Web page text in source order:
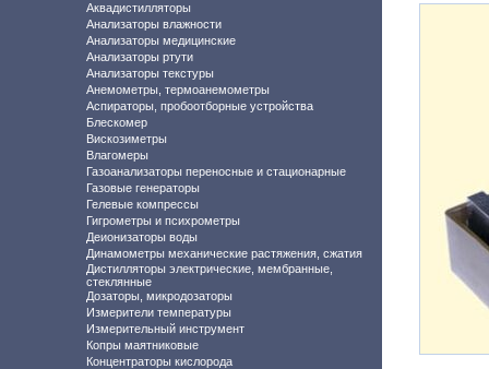
Аквадистилляторы
Анализаторы влажности
Анализаторы медицинские
Анализаторы ртути
Анализаторы текстуры
Анемометры, термоанемометры
Аспираторы, пробоотборные устройства
Блескомер
Вискозиметры
Влагомеры
Газоанализаторы переносные и стационарные
Газовые генераторы
Гелевые компрессы
Гигрометры и психрометры
Деионизаторы воды
Динамометры механические растяжения, сжатия
Дистилляторы электрические, мембранные,
стеклянные
Дозаторы, микродозаторы
Измерители температуры
Измерительный инструмент
Копры маятниковые
Концентраторы кислорода